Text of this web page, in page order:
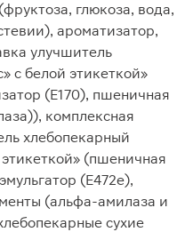
глюкоза, вода,
ароматизатор,
улучшитель
с белой этикеткой»
(Е170), пшеничная
комплексная
хлебопекарный
(пшеничная
(Е472e),
(альфа-амилаза и
сухие